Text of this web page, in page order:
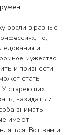
росли в разные
то,
и
мужество
и привнести
стать
У стареющих
назидать и
внимать
имеют
Вот вам и